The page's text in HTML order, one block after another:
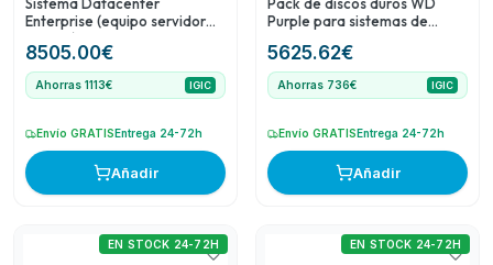
Enterprise (equipo servidor
rack 1U) para 20 dispositivos
de conteo (data feed)
ampliable a 200
8505.00€
Ahorras 1113€ IGIC
Envío GRATISEntrega 24-72h
Añadir
Purple para sistemas de
5625.62€
Ahorras 736€ IGIC
Envío GRATISEntrega 24-72h
Añadir
EN STOCK 24-72H EN STOCK 24-72H